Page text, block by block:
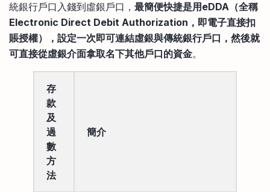
統銀行戶口入錢到虛銀戶口， 最簡便快捷是用eDDA（全稱
Electronic Direct Debit Authorization，即電子直接扣
賬授權），設定一次即可連結虛銀與傳統銀行戶口，然後就
可直接從虛銀介面拿取名下其他戶口的資金。
存
款
及
過
數
方
法
簡介